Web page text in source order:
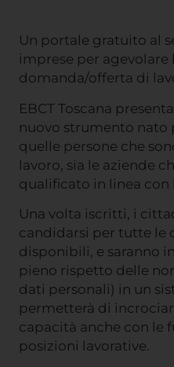
Un portale gratuito al
imprese per agevolare
domanda/offerta di
EBCT Toscana presenta
nuovo strumento nato
quelle persone che
lavoro, sia le aziende
qualificato in linea con
Una volta iscritti, i
candidarsi per tutte le
disponibili, e saranno
pieno rispetto delle
dati personali) in un
permetterà di
capacità anche con le
posizioni lavorative.